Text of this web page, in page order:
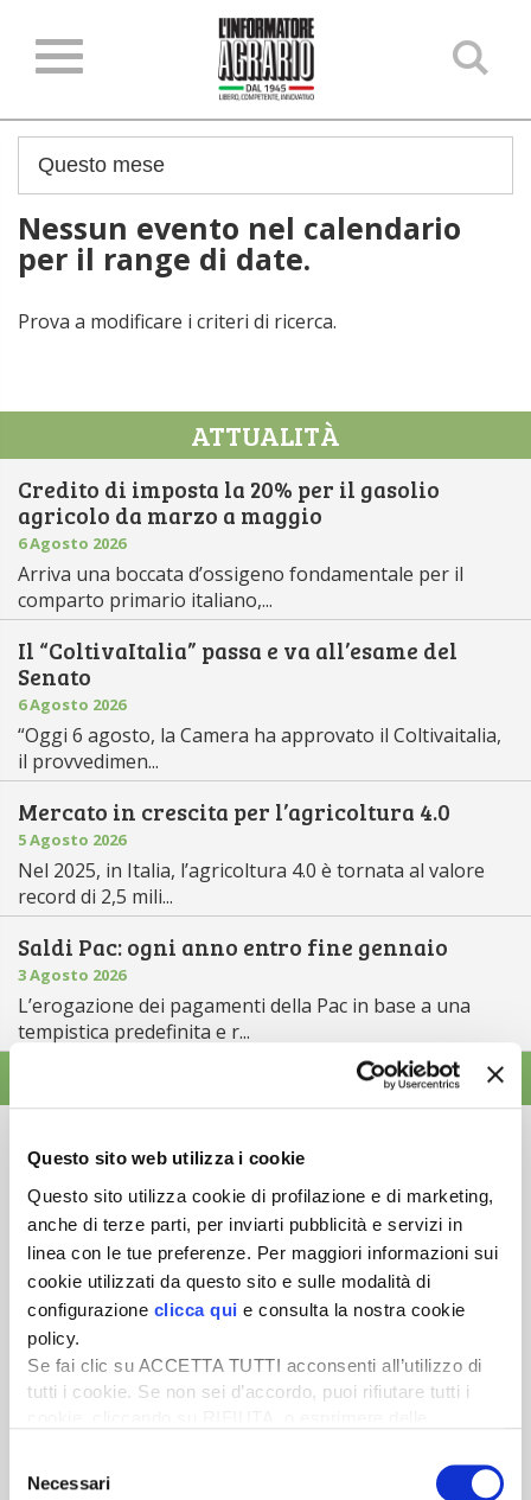
Questo sito web utilizza i cookie
Questo sito utilizza cookie di profilazione e di marketing,
anche di terze parti, per inviarti pubblicità e servizi in
linea con le tue preferenze. Per maggiori informazioni sui
cookie utilizzati da questo sito e sulle modalità di
configurazione clicca qui e consulta la nostra cookie
policy.
Se fai clic su ACCETTA TUTTI acconsenti all’utilizzo di
tutti i cookie. Se non sei d’accordo, puoi rifiutare tutti i
desideri accettare e cliccando ACCETTA SELEZIONATI.
delNecessari
Nessun evento nel calendario
per il range di date.
Prova a modificare i criteri di ricerca.
ATTUALITÀ
Credito di imposta la 20% per il gasolio
agricolo da marzo a maggio
6 Agosto 2026
Arriva una boccata d’ossigeno fondamentale per il
comparto primario italiano,...
Il “ColtivaItalia” passa e va all’esame del
Senato
6 Agosto 2026
“Oggi 6 agosto, la Camera ha approvato il Coltivaitalia,
il provvedimen...
Mercato in crescita per l’agricoltura 4.0
5 Agosto 2026
Nel 2025, in Italia, l’agricoltura 4.0 è tornata al valore
record di 2,5 mili...
Saldi Pac: ogni anno entro fine gennaio
3 Agosto 2026
L’erogazione dei pagamenti della Pac in base a una
tempistica predefinita e r...
Newsletter
Scopri un servizio d'informazione di alta qualità. Tagliato sulle tue
esigenze.